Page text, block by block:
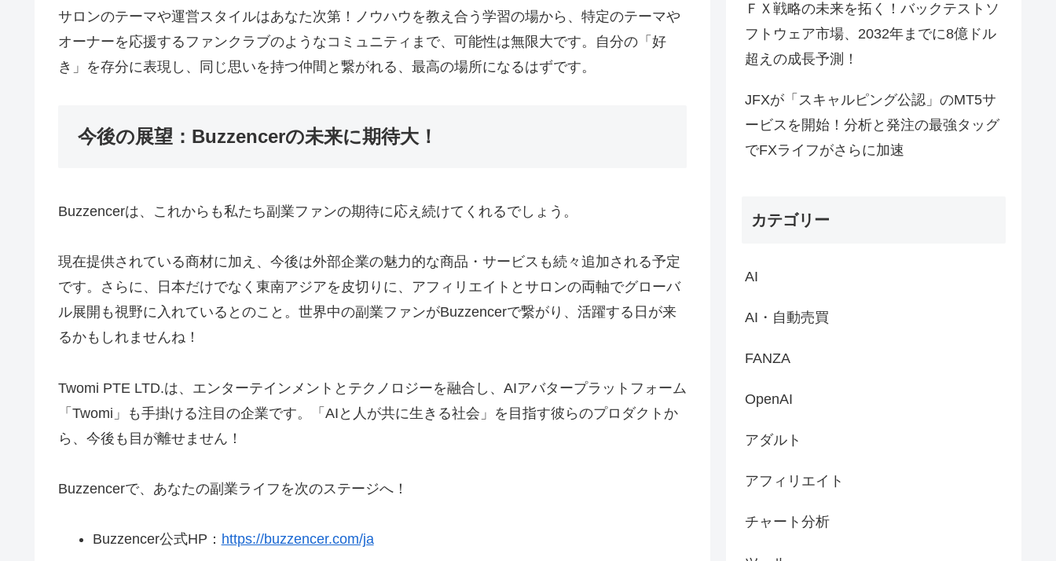
サロンのテーマや運営スタイルはあなた次第！ノウハウを教え合う学習の場から、特定のテーマや
オーナーを応援するファンクラブのようなコミュニティまで、可能性は無限大です。自分の「好
き」を存分に表現し、同じ思いを持つ仲間と繋がれる、最高の場所になるはずです。
今後の展望：Buzzencerの未来に期待大！
Buzzencerは、これからも私たち副業ファンの期待に応え続けてくれるでしょう。
現在提供されている商材に加え、今後は外部企業の魅力的な商品・サービスも続々追加される予定
です。さらに、日本だけでなく東南アジアを皮切りに、アフィリエイトとサロンの両軸でグローバ
ル展開も視野に入れているとのこと。世界中の副業ファンがBuzzencerで繋がり、活躍する日が来
るかもしれませんね！
Twomi PTE LTD.は、エンターテインメントとテクノロジーを融合し、AIアバタープラットフォーム
「Twomi」も手掛ける注目の企業です。「AIと人が共に生きる社会」を目指す彼らのプロダクトか
ら、今後も目が離せません！
Buzzencerで、あなたの副業ライフを次のステージへ！
Buzzencer公式HP： https://buzzencer.com/ja
ＦＸ戦略の未来を拓く！バックテストソ
フトウェア市場、2032年までに8億ドル
超えの成長予測！
JFXが「スキャルピング公認」のMT5サ
ービスを開始！分析と発注の最強タッグ
でFXライフがさらに加速
カテゴリー
AI
AI・自動売買
FANZA
OpenAI
アダルト
アフィリエイト
チャート分析